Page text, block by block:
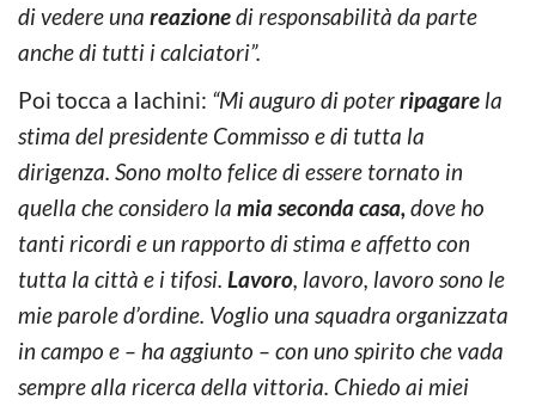
di vedere una reazionedi responsabilità da parte
anche di tutti i calciatori”.
Poi tocca a Iachini: “Mi auguro di poterripagare la
stima del presidente Commisso e di tutta la
dirigenza. Sono molto felice di essere tornato in
quella che considero la mia seconda casa,dove ho
tanti ricordi e un rapporto di stima e affetto con
tutta la città e i tifosi. Lavoro, lavoro, lavoro sono le
mie parole d’ordine. Voglio una squadra organizzata
in campo e – ha aggiunto – con uno spirito che vada
sempre alla ricerca della vittoria. Chiedo ai miei